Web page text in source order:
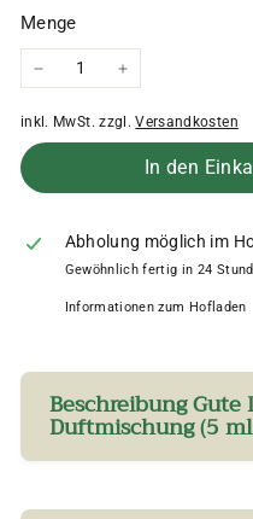
Menge
inkl. MwSt. zzgl.Versandkosten
In den
Abholung möglich im
Gewöhnlich fertig in 24
Informationen zum Hofladen
Beschreibung Gute
Duftmischung (5